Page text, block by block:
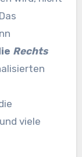
Rechts
viele